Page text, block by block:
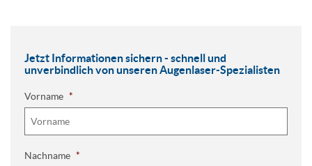
Jetzt Informationen sichern - schnell und
unverbindlich von unseren Augenlaser-Spezialisten
Vorname *
Nachname *